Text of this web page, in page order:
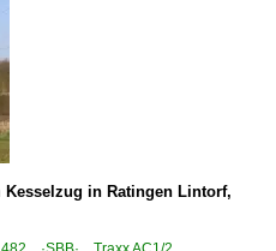
Kesselzug in Ratingen Lintorf,